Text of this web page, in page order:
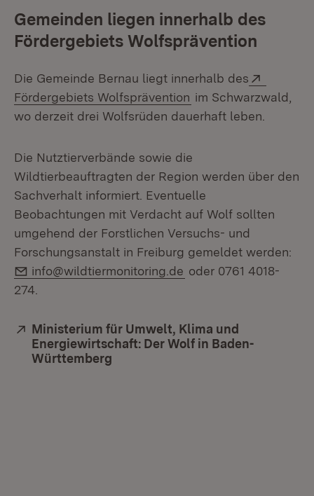
Gemeinden liegen innerhalb des
Fördergebiets Wolfsprävention
Die Gemeinde Bernau liegt innerhalb des
Förder­gebiets Wolfsprävention (Öffnet in neuem
im Schwarzwald,
wo derzeit drei Wolfsrüden dauerhaft leben.
Die Nutztierverbände sowie die
Wildtierbeauftragten der Region werden über den
Sachverhalt informiert. Eventuelle
Beobachtungen mit Verdacht auf Wolf sollten
umgehend der Forstlichen Versuchs- und
Forschungsanstalt in Freiburg gemeldet werden:
E-Mail:
info@wildtiermonitoring.de oder 0761 4018-
274.
Extern:
Ministerium für Umwelt, Klima und
Energiewirtschaft: Der Wolf in Baden-
Württemberg